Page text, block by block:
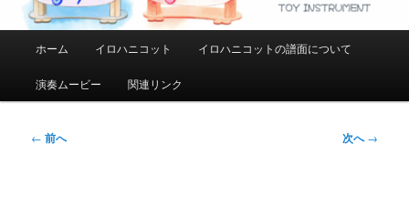
メ
ホーム イロハニコット イロハニコットの譜面について
演奏ムービー 関連リンク
投
← 前へ 次へ→